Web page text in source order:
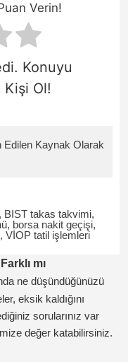
Verin!
Konuyu
Ol!
Edilen Kaynak Olarak
, BIST takas takvimi,
, borsa nakit geçişi,
,VİOP tatil işlemleri
mı
ne düşündüğünüzü
eksik kaldığını
sorularınız var
değer katabilirsiniz.